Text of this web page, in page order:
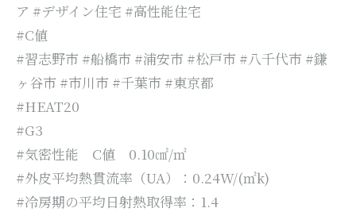
ア #デザイン住宅 #高性能住宅
#C値
#習志野市 #船橋市 #浦安市 #松戸市 #八千代市 #鎌
ヶ谷市 #市川市 #千葉市 #東京都
#HEAT20
#G3
#気密性能 C値 0.10㎠/㎡
#外皮平均熱貫流率（UA）：0.24W/(㎡k)
#冷房期の平均日射熱取得率：1.4